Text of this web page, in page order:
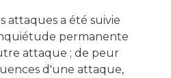
attaques a été suivie
permanente
attaque ; de peur
d'une attaque,